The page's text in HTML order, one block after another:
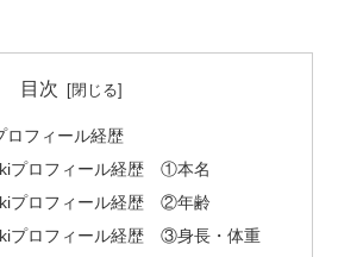
目次
ロフィール経歴
プロフィール経歴 ①本名
プロフィール経歴 ②年齢
プロフィール経歴 ③身長・体重